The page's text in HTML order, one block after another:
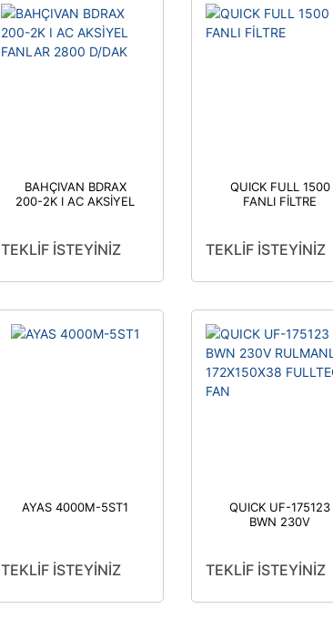
BAHÇIVAN BDRAX
200-2K I AC AKSİYEL
TEKLİF İSTEYİNİZ
QUICK FULL 1500
FANLI FİLTRE
TEKLİF İSTEYİNİZ
AYAS 4000M-5ST1
TEKLİF İSTEYİNİZ
QUICK UF-175123
BWN 230V
FULLTECH FAN
TEKLİF İSTEYİNİZ